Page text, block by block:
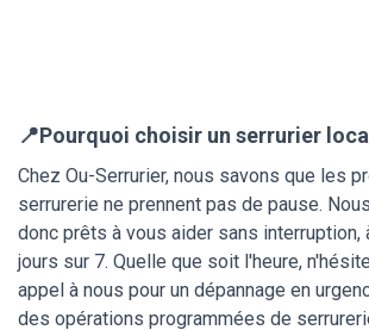
📍Pourquoi choisir un serrurier
Chez Ou-Serrurier, nous savons que les
serrurerie ne prennent pas de pause.
donc prêts à vous aider sans interruption,
jours sur 7. Quelle que soit l'heure,
appel à nous pour un dépannage en
des opérations programmées de